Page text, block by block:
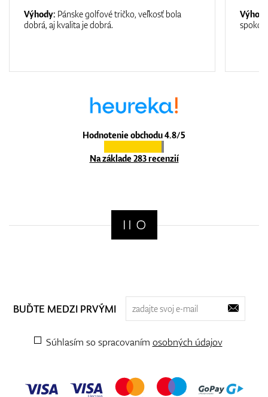
Hodnotenie obchodu 4.8/5
Na základe 283 recenzií
Výhody: Pánske golfové tričko, veľkosť bola
dobrá, aj kvalita je dobrá.
BUĎTE MEDZI PRVÝMI
Súhlasím so spracovaním osobných údajov